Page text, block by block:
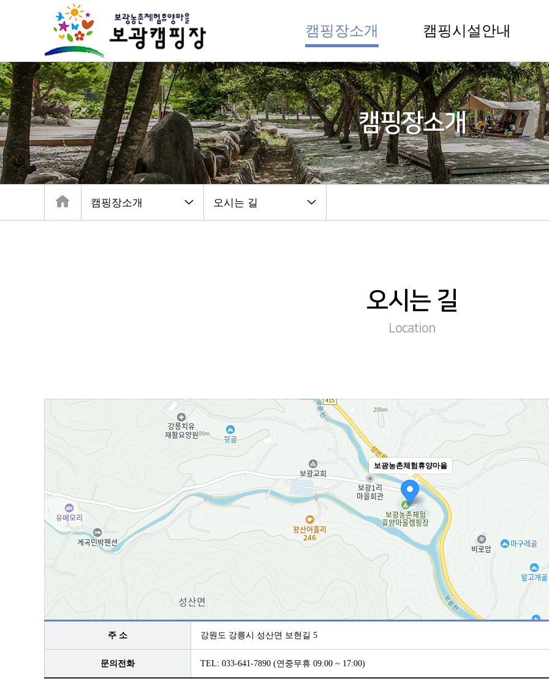
캠핑장소개 캠핑시설안내
캠핑장소개
캠핑장소개 오시는 길
오시는 길
Location
보광농촌체험휴양마을
주 소 강원도 강릉시 성산면 보현길 5
문의전화 TEL: 033-641-7890 (연중무휴 09:00 ~ 17:00)